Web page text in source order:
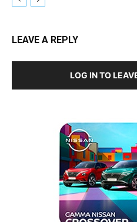
LEAVE A REPLY
LOG IN TO